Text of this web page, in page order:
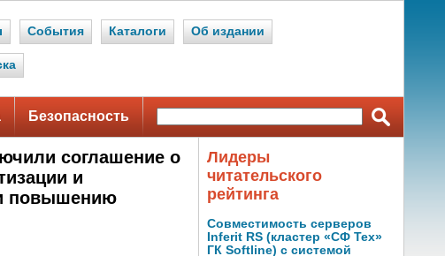
События Каталоги Об издании
Безопасность
соглашение о
и
повышению
Лидеры
читательского
рейтинга
Совместимость серверов
Inferit RS (кластер «СФ Тех»
ГК Softline) с системой